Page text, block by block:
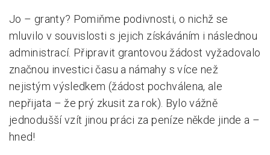
Jo – granty? Pomiňme podivnosti, o nichž se
mluvilo v souvislosti s jejich získáváním i následnou
administrací. Připravit grantovou žádost vyžadovalo
značnou investici času a námahy s více než
nejistým výsledkem (žádost pochválena, ale
nepřijata – že prý zkusit za rok). Bylo vážně
jednodušší vzít jinou práci za peníze někde jinde a –
hned!